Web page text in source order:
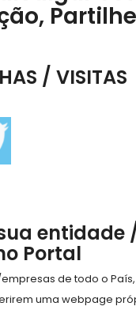
/ VISITAS
entidade
Portal
de todo o País,
uma webpage